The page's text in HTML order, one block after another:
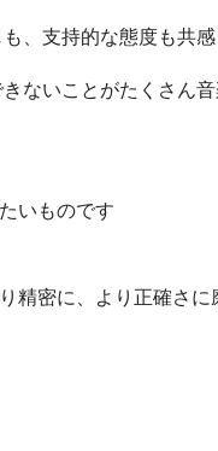
支持的な態度も共感
ないことがたくさん
いものです
密に、より正確さに